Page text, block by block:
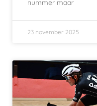
nummer maar
23 november 2025